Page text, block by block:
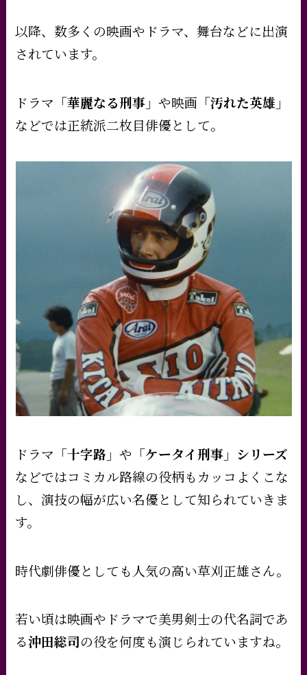
以降、数多くの映画やドラマ、舞台などに出演
されています。
ドラマ 「華麗なる刑事」や映画 「汚れた英雄」
などでは正統派二枚目俳優として。
ドラマ 「十字路」や 「ケータイ刑事」シリーズ
などではコミカル路線の役柄もカッコよくこな
し、演技の幅が広い名優として知られていきま
す。
時代劇俳優としても人気の高い草刈正雄さん。
若い頃は映画やドラマで美男剣士の代名詞であ
る沖田総司の役を何度も演じられていますね。